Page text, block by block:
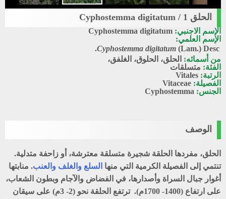
الحلق 1 / Cyphostemma digitatum
الإسم الاجنبي: Cyphostemma digitatum
الإسم العلمي:
Cyphostemma digitatum (Lam.) Desc.
من أسمائه: الحلق، الحلوق، الغلفق،
الفئة: متسلقات
الرتبة: Vitales
الفصيلة: Vitaceae
الجنس: Cyphostemma
الوصف
الحلق، مفردها الحلقة شجيرة متسلقة معترشة، أو زاحفة متدلية.
تنتمي إلى الفصيلة الكرمية التي منها السلع والغلف والعنب. منابتها
أغوار جبال السراة وأصدارها، في الفضاض والآجام وبطون الشعاب،
على ارتفاع (1400- 1700م). ترتفع الحلقة نحو (2- 3م) على سيقان